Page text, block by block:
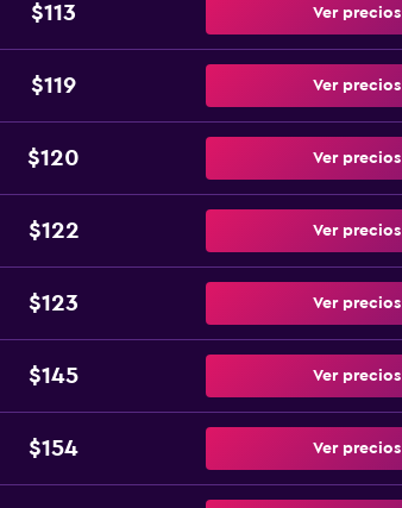
$113 Ver precios
$119 Ver precios
$120 Ver precios
$122 Ver precios
$123 Ver precios
$145 Ver precios
$154 Ver precios